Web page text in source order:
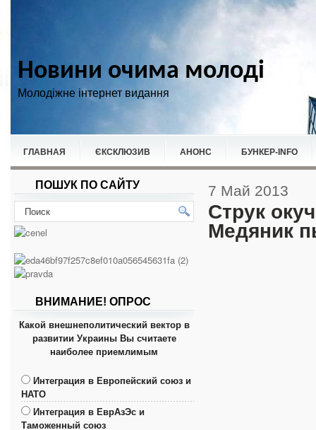
Новини очима молоді
Молодіжне інтернет видання
ГЛАВНАЯ ЄКСКЛЮЗИВ АНОНС БУНКЕР-ІNFO
НОВИНИ СПОРТ
ПОШУК ПО САЙТУ
ВНИМАНИЕ! ОПРОС
Какой внешнеполитический вектор в
развитии Украины Вы считаете
наиболее приемлимым
Интеграция в Европейский союз и
НАТО
Интеграция в ЕврАзЭс и
Таможенный союз
7 Май 2013
Струк
Медяник